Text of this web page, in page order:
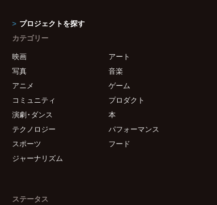
プロジェクトを探す
カテゴリー
映画
アート
写真
音楽
アニメ
ゲーム
コミュニティ
プロダクト
演劇・ダンス
本
テクノロジー
パフォーマンス
スポーツ
フード
ジャーナリズム
ステータス